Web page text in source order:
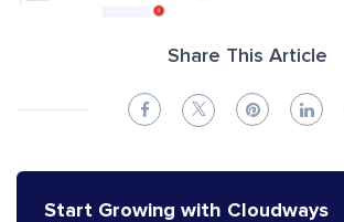
Share This Article
Start Growing with Cloudways